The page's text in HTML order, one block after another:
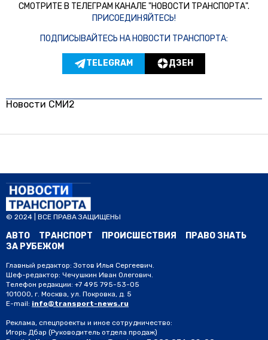
СМОТРИТЕ В ТЕЛЕГРАМ КАНАЛЕ "НОВОСТИ ТРАНСПОРТА".
ПРИСОЕДИНЯЙТЕСЬ!
ПОДПИСЫВАЙТЕСЬ НА НОВОСТИ ТРАНСПОРТА:
TELEGRAM ДЗЕН
Новости СМИ2
© 2024 | ВСЕ ПРАВА ЗАЩИЩЕНЫ
АВТО ТРАНСПОРТ ПРОИСШЕСТВИЯ
ПРАВО ЗНАТЬ
ЗА РУБЕЖОМ
Главный редактор: Зотов Илья Сергеевич.
Шеф-редактор: Чечушкин Иван Олегович.
Телефон редакции: +7 495 795-53-05
101000, г. Москва, ул. Покровка, д. 5
E-mail: info@transport-news.ru
Реклама, спецпроекты и иное сотрудничество:
Игорь Дбар (Руководитель отдела продаж)